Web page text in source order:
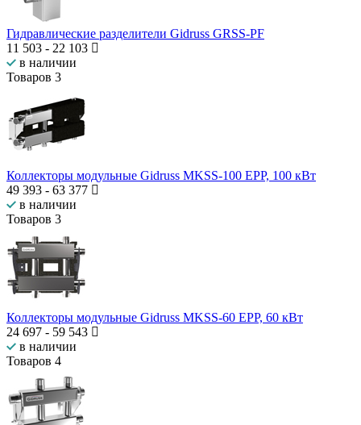
Гидравлические разделители Gidruss GRSS-PF
11 503 - 22 103
в наличии
Товаров 3
Коллекторы модульные Gidruss MKSS-100 EPP, 100 кВт
49 393 - 63 377
в наличии
Товаров 3
Коллекторы модульные Gidruss MKSS-60 EPP, 60 кВт
24 697 - 59 543
в наличии
Товаров 4